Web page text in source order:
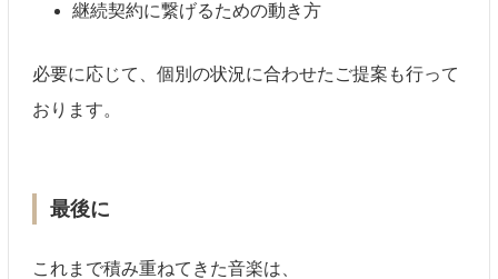
継続契約に繋げるための動き方
必要に応じて、個別の状況に合わせたご提案も行って
おります。
最後に
これまで積み重ねてきた音楽は、